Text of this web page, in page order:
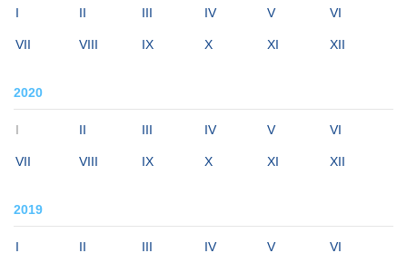
I II III IV V VI
VII VIII IX X XI XII
2020
I II III IV V VI
VII VIII IX X XI XII
2019
I II III IV V VI